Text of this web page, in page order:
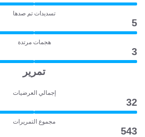
تسديدات تم صدها
5
هجمات مرتدة
3
تمرير
إجمالي العرضيات
32
مجموع التمريرات
543